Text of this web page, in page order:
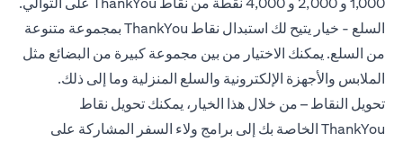
السلع - خيار يتيح لك استبدال نقاط ThankYou بمجموعة متنوعة
من السلع. يمكنك الاختيار من بين مجموعة كبيرة من البضائع مثل
الملابس والأجهزة الإلكترونية والسلع المنزلية وما إلى ذلك.
تحويل النقاط – من خلال هذا الخيار، يمكنك تحويل نقاط
ThankYou الخاصة بك إلى برامج ولاء السفر المشاركة على